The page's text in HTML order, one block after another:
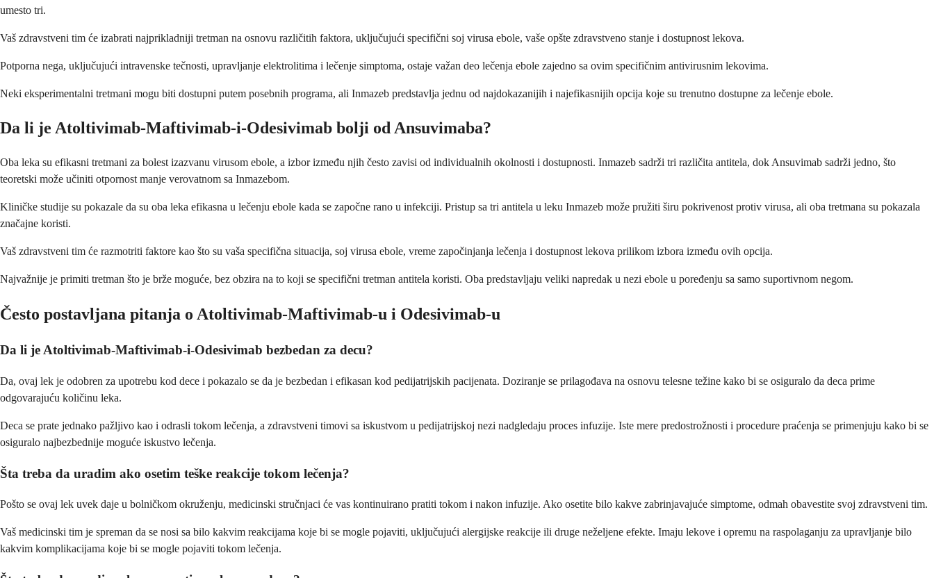
umesto tri.
Vaš zdravstveni tim će izabrati najprikladniji tretman na osnovu različitih faktora, uključujući specifični soj virusa ebole, vaše opšte zdravstveno stanje i dostupnost lekova.
Potporna nega, uključujući intravenske tečnosti, upravljanje elektrolitima i lečenje simptoma, ostaje važan deo lečenja ebole zajedno sa ovim specifičnim antivirusnim lekovima.
Neki eksperimentalni tretmani mogu biti dostupni putem posebnih programa, ali Inmazeb predstavlja jednu od najdokazanijih i najefikasnijih opcija koje su trenutno dostupne za lečenje ebole.
Da li je Atoltivimab-Maftivimab-i-Odesivimab bolji od Ansuvimaba?
Oba leka su efikasni tretmani za bolest izazvanu virusom ebole, a izbor između njih često zavisi od individualnih okolnosti i dostupnosti. Inmazeb sadrži tri različita antitela, dok Ansuvimab sadrži jedno, što
teoretski može učiniti otpornost manje verovatnom sa Inmazebom.
Kliničke studije su pokazale da su oba leka efikasna u lečenju ebole kada se započne rano u infekciji. Pristup sa tri antitela u leku Inmazeb može pružiti širu pokrivenost protiv virusa, ali oba tretmana su pokazala
značajne koristi.
Vaš zdravstveni tim će razmotriti faktore kao što su vaša specifična situacija, soj virusa ebole, vreme započinjanja lečenja i dostupnost lekova prilikom izbora između ovih opcija.
Najvažnije je primiti tretman što je brže moguće, bez obzira na to koji se specifični tretman antitela koristi. Oba predstavljaju veliki napredak u nezi ebole u poređenju sa samo suportivnom negom.
Često postavljana pitanja o Atoltivimab-Maftivimab-u i Odesivimab-u
Da li je Atoltivimab-Maftivimab-i-Odesivimab bezbedan za decu?
Da, ovaj lek je odobren za upotrebu kod dece i pokazalo se da je bezbedan i efikasan kod pedijatrijskih pacijenata. Doziranje se prilagođava na osnovu telesne težine kako bi se osiguralo da deca prime
odgovarajuću količinu leka.
Deca se prate jednako pažljivo kao i odrasli tokom lečenja, a zdravstveni timovi sa iskustvom u pedijatrijskoj nezi nadgledaju proces infuzije. Iste mere predostrožnosti i procedure praćenja se primenjuju kako bi se
osiguralo najbezbednije moguće iskustvo lečenja.
Šta treba da uradim ako osetim teške reakcije tokom lečenja?
Pošto se ovaj lek uvek daje u bolničkom okruženju, medicinski stručnjaci će vas kontinuirano pratiti tokom i nakon infuzije. Ako osetite bilo kakve zabrinjavajuće simptome, odmah obavestite svoj zdravstveni tim.
Vaš medicinski tim je spreman da se nosi sa bilo kakvim reakcijama koje bi se mogle pojaviti, uključujući alergijske reakcije ili druge neželjene efekte. Imaju lekove i opremu na raspolaganju za upravljanje bilo
kakvim komplikacijama koje bi se mogle pojaviti tokom lečenja.